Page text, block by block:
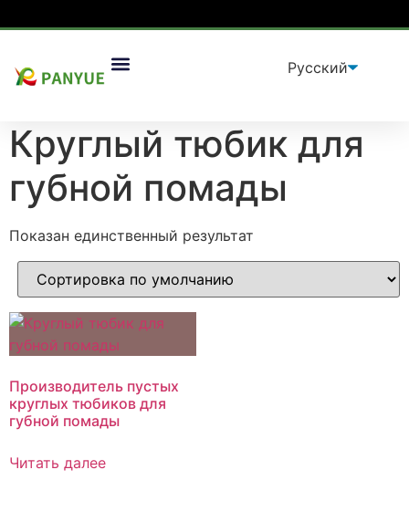
Дом /продукт/ Товары с меткой «Круглый тюбик
Круглый тюбик для
губной помады
Показан единственный результат
Производитель пустых
круглых тюбиков для
губной помады
Читать далее